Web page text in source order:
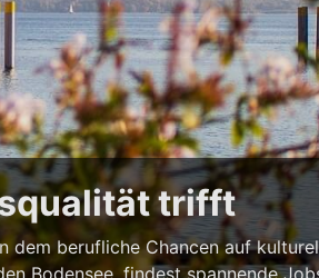
trifft
berufliche Chancen auf